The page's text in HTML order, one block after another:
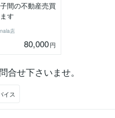
間の不動産売買
す
店
80,000円
合せ下さいませ。
イス